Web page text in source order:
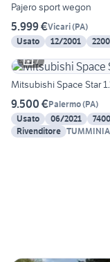
Pajero sport wegon
5.999 €Vicari(PA)
Usato
12/2001
7
Mitsubishi Space Star
9.500 €Palermo(PA)
Usato
06/2021
Rivenditore TUMMINIA